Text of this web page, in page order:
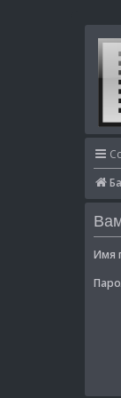
Имя